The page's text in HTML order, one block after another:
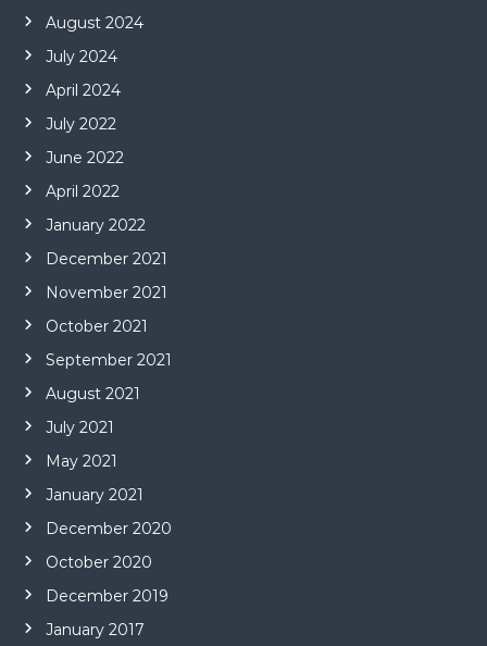
August 2024
July 2024
April 2024
July 2022
June 2022
April 2022
January 2022
December 2021
November 2021
October 2021
September 2021
August 2021
July 2021
May 2021
January 2021
December 2020
October 2020
December 2019
January 2017